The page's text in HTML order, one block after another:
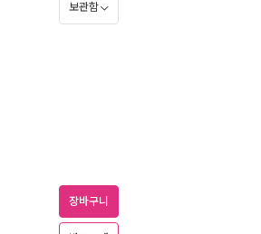
보관함
장바구니